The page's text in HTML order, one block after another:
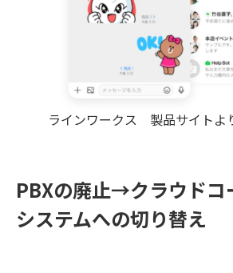
ラインワークス 製品サイトよ
PBXの廃止→クラウドコ
システムへの切り替え